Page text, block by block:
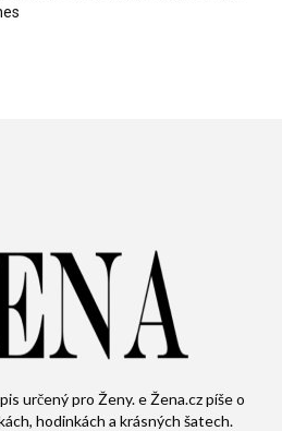
určený pro Ženy. e Žena.cz píše o
hodinkách a krásných šatech.